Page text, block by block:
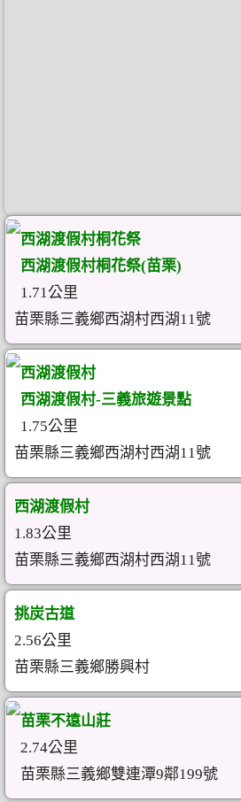
西湖渡假村桐花祭
西湖渡假村桐花祭(苗栗)
1.71公里
苗栗縣三義鄉西湖村西湖11號
西湖渡假村
西湖渡假村-三義旅遊景點
1.75公里
苗栗縣三義鄉西湖村西湖11號
西湖渡假村
1.83公里
苗栗縣三義鄉西湖村西湖11號
挑炭古道
2.56公里
苗栗縣三義鄉勝興村
苗栗不遠山莊
2.74公里
苗栗縣三義鄉雙連潭9鄰199號